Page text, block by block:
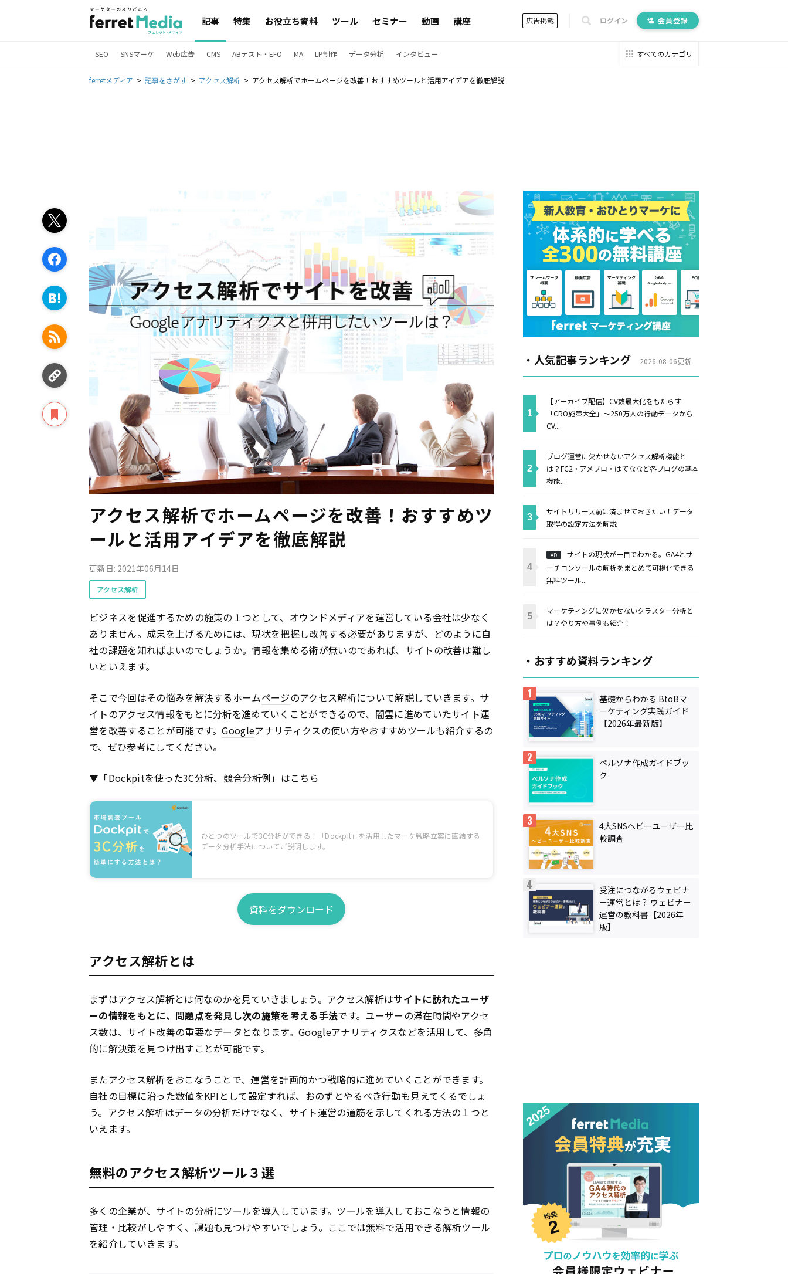
記事 特集 お役立ち資料 ツール セミナー 動画 講座 広告掲載 ログイン 会員登録
SEO SNSマーケ Web広告 CMS ABテスト・EFO MA LP制作 データ分析 インタビュー すべてのカテゴリ
ferretメディア 記事をさがす アクセス解析 アクセス解析でホームページを改善！おすすめツールと活用アイデアを徹底解説
アクセス解析でホームページを改善！おすすめツ
ールと活用アイデアを徹底解説
更新日: 2021年06月14日
アクセス解析
ビジネスを促進するための施策の１つとして、オウンドメディアを運営している会社は少なく
ありません。成果を上げるためには、現状を把握し改善する必要がありますが、どのように自
社の課題を知ればよいのでしょうか。情報を集める術が無いのであれば、サイトの改善は難し
いといえます。
そこで今回はその悩みを解決するホームページのアクセス解析について解説していきます。サ
イトのアクセス情報をもとに分析を進めていくことができるので、闇雲に進めていたサイト運
営を改善することが可能です。Googleアナリティクスの使い方やおすすめツールも紹介するの
で、ぜひ参考にしてください。
▼「Dockpitを使った3C分析、競合分析例」はこちら
ひとつのツールで3C分析ができる！「Dockpit」を活用したマーケ戦略立案に直結する
データ分析手法についてご説明します。
資料をダウンロード
アクセス解析とは
まずはアクセス解析とは何なのかを見ていきましょう。アクセス解析はサイトに訪れたユーザ
ーの情報をもとに、問題点を発見し次の施策を考える手法です。ユーザーの滞在時間やアクセ
ス数は、サイト改善の重要なデータとなります。Googleアナリティクスなどを活用して、多角
的に解決策を見つけ出すことが可能です。
またアクセス解析をおこなうことで、運営を計画的かつ戦略的に進めていくことができます。
自社の目標に沿った数値をKPI として設定すれば、おのずとやるべき行動も見えてくるでしょ
う。アクセス解析はデータの分析だけでなく、サイト運営の道筋を示してくれる方法の１つと
いえます。
無料のアクセス解析ツール３選
多くの企業が、サイトの分析にツールを導入しています。ツールを導入しておこなうと情報の
管理・比較がしやすく、課題も見つけやすいでしょう。ここでは無料で活用できる解析ツール
を紹介していきます。
・人気記事ランキング 2026-08-06更新
【アーカイブ配信】CV数最大化をもたらす
「CRO施策大全」〜250万人の行動データから
CV...
ブログ運営に欠かせないアクセス解析機能と
は？FC2・アメブロ・はてななど各ブログの基本
機能...
サイトリリース前に済ませておきたい！データ
取得の設定方法を解説
AD
サイトの現状が一目でわかる。GA4とサ
ーチコンソールの解析をまとめて可視化できる
無料ツール...
マーケティングに欠かせないクラスター分析と
は？やり方や事例も紹介！
・おすすめ資料ランキング
基礎からわかる BtoBマ
ーケティング実践ガイド
【2026年最新版】
ペルソナ作成ガイドブッ
ク
4大SNSヘビーユーザー比
較調査
受注につながるウェビナ
ー運営とは？ ウェビナー
運営の教科書【2026年
版】